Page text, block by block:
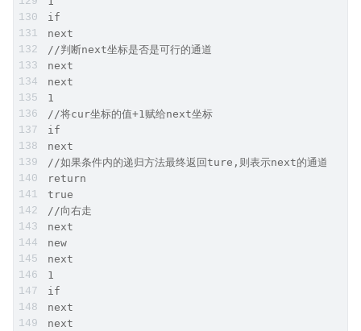
if
next
//判断next坐标是否是可行的通道
next
next
1
//将cur坐标的值+1赋给next坐标
if
next
//如果条件内的递归方法最终返回ture,则表示next的通道是可行
return
true
//向右走
next
new
next
1
if
next
next